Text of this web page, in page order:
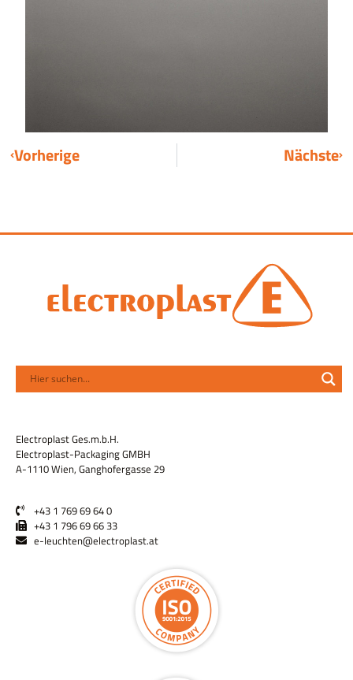
Vorherige Nächste
Electroplast Ges.m.b.H.
Electroplast-Packaging GMBH
A-1110 Wien, Ganghofergasse 29
+43 1 769 69 64 0
+43 1 796 69 66 33
e-leuchten@electroplast.at